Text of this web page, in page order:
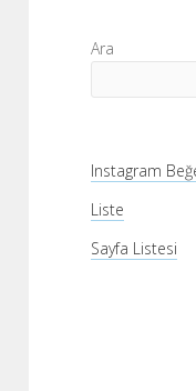
Yan
Menü
Ara
Instagram
Liste
Sayfa Listesi